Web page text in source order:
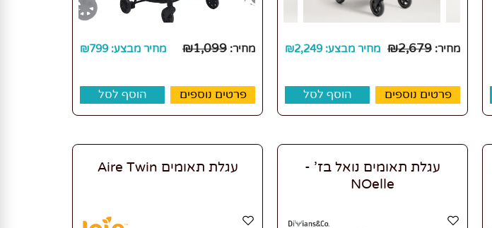
מחיר: ₪2,679 מחיר מבצע: ₪2,249
פרטים נוספים הוסף לסל
מחיר: ₪1,099 מחיר מבצע: ₪799
פרטים נוספים הוסף לסל
עגלת תאומים נואל בז' -
NOelle
עגלת תאומים Aire Twin